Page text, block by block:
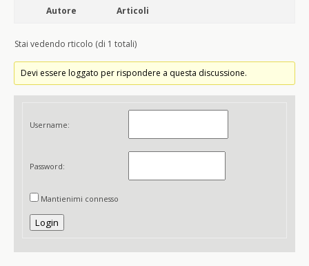
Autore Articoli
Stai vedendo rticolo (di 1 totali)
Devi essere loggato per rispondere a questa discussione.
Username:
Password:
Mantienimi connesso
Login